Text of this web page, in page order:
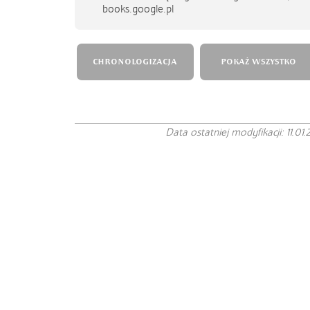
books.google.pl
CHRONOLOGIZACJA POKAŻ WSZYSTKO
Data ostatniej modyfikacji: